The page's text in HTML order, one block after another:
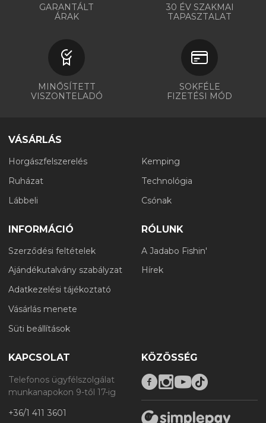
GARANTÁLT
ÁRAK
30 ÉV SZAKMAI
TAPASZTALAT
MINŐSÍTETT
VISZONTELADÓ
SOKFÉLE
FIZETÉSI MÓD
VÁSÁRLÁS
Horgászfelszerelés
Ruházat
Lábbeli
Kemping
Technológia
Csónak
INFORMÁCIÓ
Szerződési feltételek
Ajándékutalvány szabályzat
Adatkezelési tájékoztató
Vásárlás menete
Süti beállítások
RÓLUNK
A Jadabo Fishin'
Hírek
KAPCSOLAT
Telefonos ügyfélszolgálat
munkanapokon 9-től 17-ig
+36/1 411 3601
KÖZÖSSÉG